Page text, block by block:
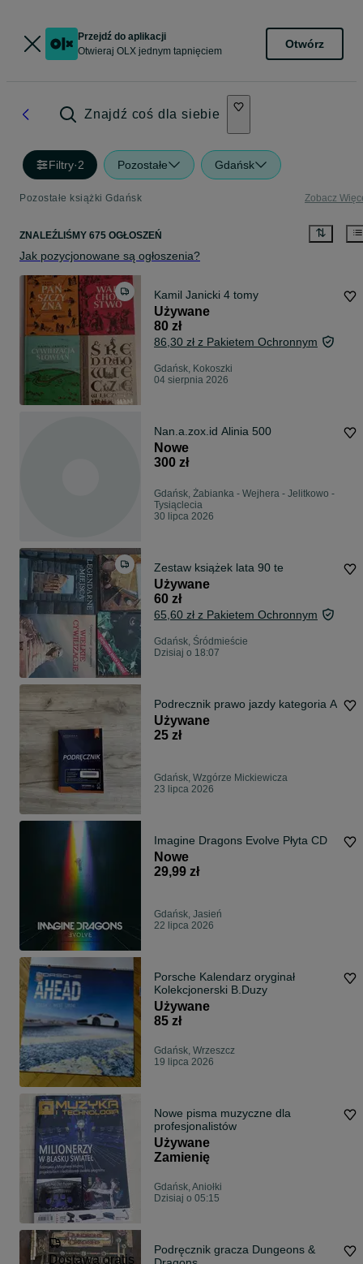
Przejdź do aplikacji
Otwieraj OLX jednym tapnięciem
Otwórz
Znajdź coś dla siebie
Filtry·2 Pozostałe Gdańsk
Pozostałe książki Gdańsk Zobacz
ZNALEŹLIŚMY 675 OGŁOSZEŃ
Jak pozycjonowane są ogłoszenia?
Kamil Janicki 4 tomy
Używane
80 zł
86,30 zł z Pakietem Ochronnym
Gdańsk, Kokoszki
04 sierpnia 2026
Nan.a.zox.id Alinia 500
Nowe
300 zł
Gdańsk, Żabianka - Wejhera - Jelitkowo -
Tysiąclecia
30 lipca 2026
Zestaw książek lata 90 te
Używane
60 zł
65,60 zł z Pakietem Ochronnym
Gdańsk, Śródmieście
Dzisiaj o 18:07
Podrecznik prawo jazdy kategoria A
Używane
25 zł
Gdańsk, Wzgórze Mickiewicza
23 lipca 2026
Imagine Dragons Evolve Płyta CD
Nowe
29,99 zł
Gdańsk, Jasień
22 lipca 2026
Porsche Kalendarz oryginał
Kolekcjonerski B.Duzy
Używane
85 zł
Gdańsk, Wrzeszcz
19 lipca 2026
Nowe pisma muzyczne dla
profesjonalistów
Używane
Zamienię
Gdańsk, Aniołki
Dzisiaj o 05:15
Dostawa gratis
Podręcznik gracza Dungeons &